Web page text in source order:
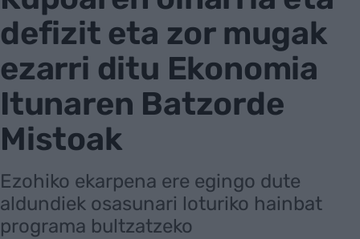
defizit eta zor mugak
ezarri ditu Ekonomia
Itunaren Batzorde
Mistoak
Ezohiko ekarpena ere egingo dute
aldundiek osasunari loturiko hainbat
programa bultzatzeko